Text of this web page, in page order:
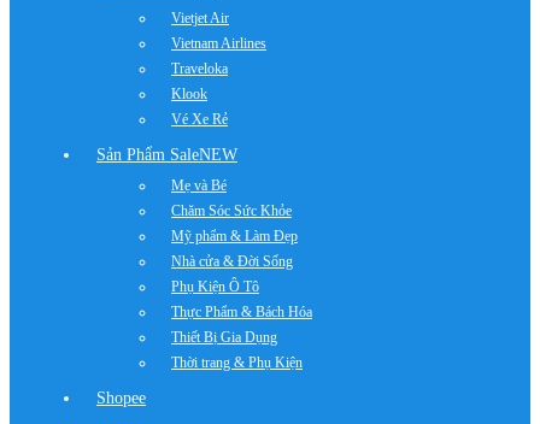
Vietjet Air
Vietnam Airlines
Traveloka
Klook
Vé Xe Rẻ
Sản Phẩm SaleNEW
Mẹ và Bé
Chăm Sóc Sức Khỏe
Mỹ phẩm & Làm Đẹp
Nhà cửa & Đời Sống
Phụ Kiện Ô Tô
Thực Phẩm & Bách Hóa
Thiết Bị Gia Dụng
Thời trang & Phụ Kiện
Shopee